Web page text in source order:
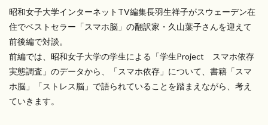
昭和女子大学インターネットTV編集長羽生祥子がスウェーデン在
住でベストセラー「スマホ脳」の翻訳家・久山葉子さんを迎えて
前後編で対談。
前編では、昭和女子大学の学生による「学生Project スマホ依存
実態調査」のデータから、「スマホ依存」について、書籍「スマ
ホ脳」「ストレス脳」で語られていることを踏まえながら、考え
ていきます。